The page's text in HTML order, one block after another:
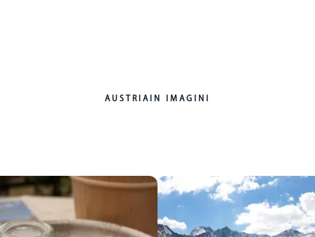
AUSTRIA IN IMAGINI